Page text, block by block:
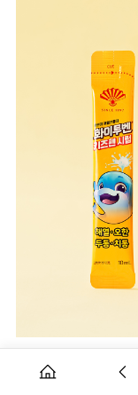
동화약품이 작년